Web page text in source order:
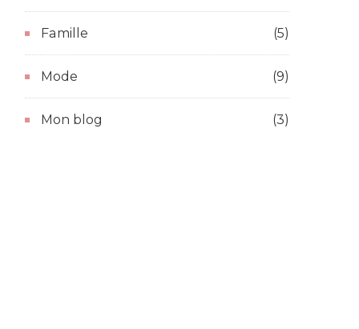
Famille (5)
Mode (9)
Mon blog (3)